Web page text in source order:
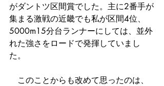
がダントツ区間賞でした。主に2番手が
集まる激戦の近畿でも私が区間4位、
5000m15分台ランナーにしては、並外
れた強さをロードで発揮していまし
た。
このことからも改めて思ったのは、